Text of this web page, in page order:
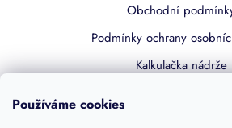
Používáme cookies
Obchodní
Podmínky ochrany
Kalkulačka nádrže